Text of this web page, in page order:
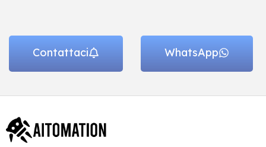
Contattaci WhatsApp